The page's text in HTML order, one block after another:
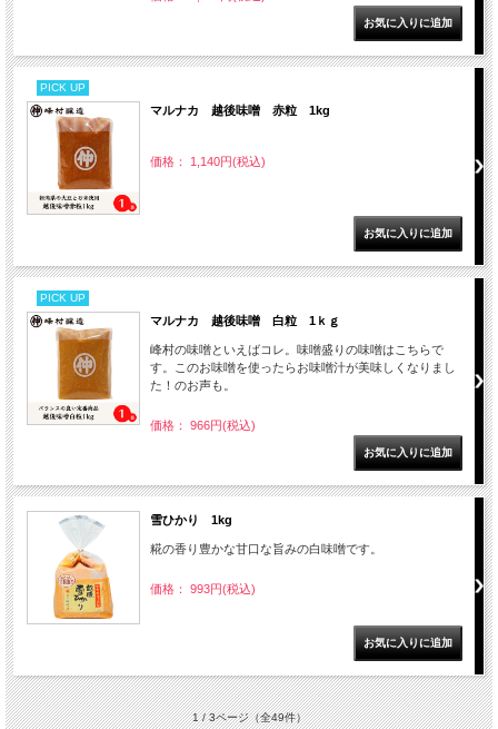
PICK UP
マルナカ 越後味噌 赤粒 1kg
価格： 1,140円(税込)
PICK UP
マルナカ 越後味噌 白粒 1ｋｇ
峰村の味噌といえばコレ。味噌盛りの味噌はこちらで
す。このお味噌を使ったらお味噌汁が美味しくなりまし
た！のお声も。
価格： 966円(税込)
雪ひかり 1kg
糀の香り豊かな甘口な旨みの白味噌です。
価格： 993円(税込)
1 / 3ページ（全49件）